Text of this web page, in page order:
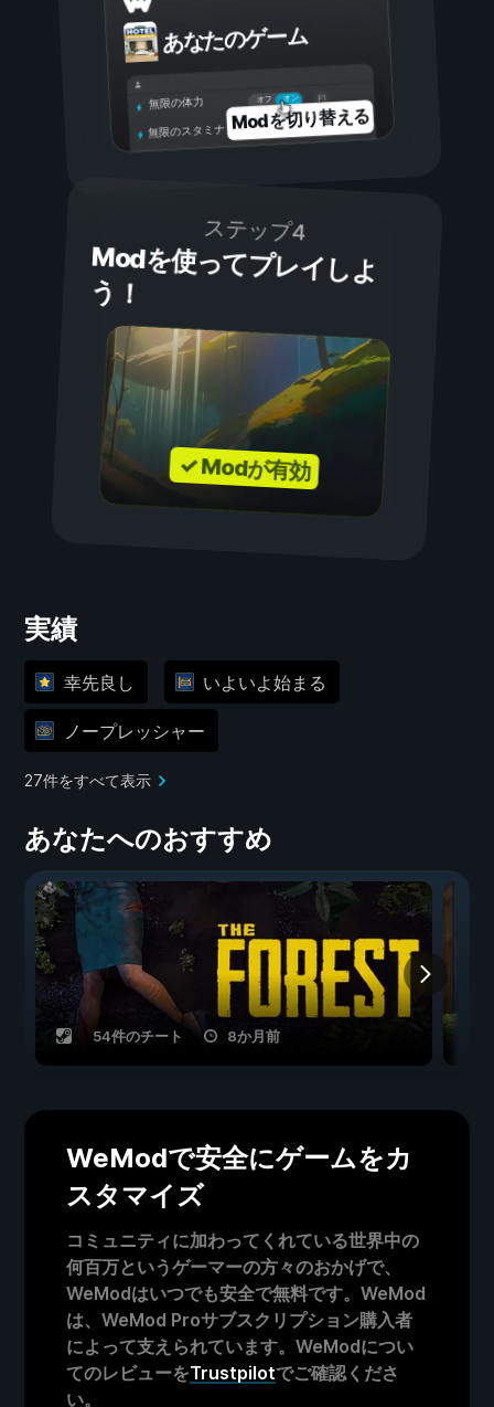
あなたのゲーム
オン
オフ
無限の体力
無限のスタミナ Modを切り替える
ステップ4
Modを使ってプレイしよ
う！
✓ Modが有効
実績
幸先良し いよいよ始まる
ノープレッシャー
27件をすべて表示
あなたへのおすすめ
54件のチート 8か月前
WeModで安全にゲームをカ
スタマイズ
コミュニティに加わってくれている世界中の
何百万というゲーマーの方々のおかげで、
WeModはいつでも安全で無料です。WeMod
は、WeMod Proサブスクリプション購入者
によって支えられています。WeModについ
てのレビューをTrustpilotでご確認くださ
い。